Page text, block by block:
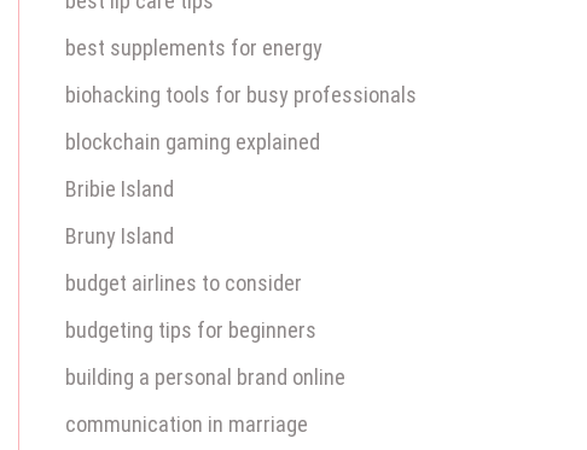
best supplements for energy
biohacking tools for busy professionals
blockchain gaming explained
Bribie Island
Bruny Island
budget airlines to consider
budgeting tips for beginners
building a personal brand online
communication in marriage